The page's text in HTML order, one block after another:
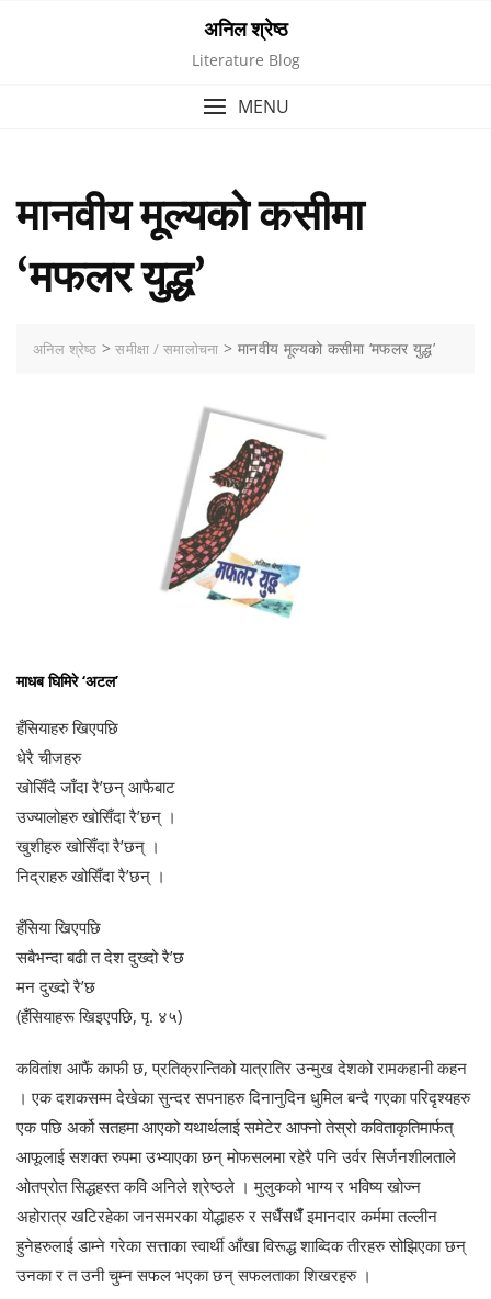
अनिल श्रेष्ठ
Literature Blog
MENU
मानवीय मूल्यको कसीमा
‘मफलर युद्ध’
अनिल श्रेष्ठ >समीक्षा / समालोचना >मानवीय मूल्यको कसीमा ‘मफलर युद्ध’
माधब घिमिरे ‘अटल’
हँसियाहरु खिएपछि
धेरै चीजहरु
खोसिँदै जाँदा रै’छन् आफैबाट
उज्यालोहरु खोसिँदा रै’छन् ।
खुशीहरु खोसिँदा रै’छन् ।
निद्राहरु खोसिँदा रै’छन् ।
हँसिया खिएपछि
सबैभन्दा बढी त देश दुख्दो रै’छ
मन दुख्दो रै’छ
(हँसियाहरू खिइएपछि, पृ. ४५)
कवितांश आफैं काफी छ, प्रतिक्रान्तिको यात्रातिर उन्मुख देशको रामकहानी कहन
। एक दशकसम्म देखेका सुन्दर सपनाहरु दिनानुदिन धुमिल बन्दै गएका परिदृश्यहरु
एक पछि अर्को सतहमा आएको यथार्थलाई समेटेर आफ्नो तेस्रो कविताकृतिमार्फत्
आफूलाई सशक्त रुपमा उभ्याएका छन् मोफसलमा रहेरै पनि उर्वर सिर्जनशीलताले
ओतप्रोत सिद्धहस्त कवि अनिले श्रेष्ठले । मुलुकको भाग्य र भविष्य खोज्न
अहोरात्र खटिरहेका जनसमरका योद्धाहरु र सधैँसधैंँ इमानदार कर्ममा तल्लीन
हुनेहरुलाई डाम्ने गरेका सत्ताका स्वार्थी आँखा विरूद्ध शाब्दिक तीरहरु सोझिएका छन्
उनका र त उनी चुम्न सफल भएका छन् सफलताका शिखरहरु ।